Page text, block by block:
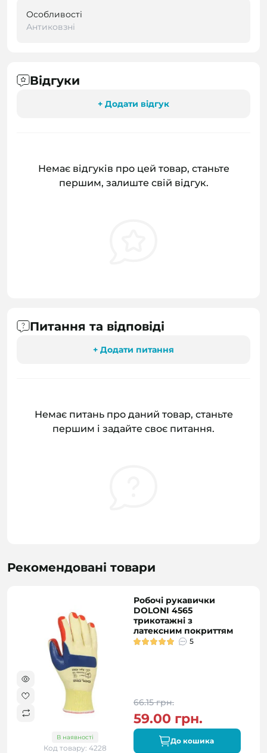
Особливості
Антиковзні
Відгуки
+ Додати відгук
Немає відгуків про цей товар, станьте
першим, залиште свій відгук.
Питання та відповіді
+ Додати питання
Немає питань про даний товар, станьте
першим і задайте своє питання.
Рекомендовані товари
В наявності
Код товару: 4228
Робочі рукавички
DOLONI 4565
трикотажні з
латексним покриттям
5
66.15 грн.
59.00 грн.
До кошика